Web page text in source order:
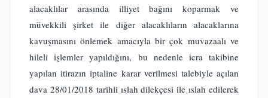
alacaklılar arasında illiyet bağını koparmak ve
müvekkili şirket ile diğer alacaklıların alacaklarına
kavuşmasını önlemek amacıyla bir çok muvazaalı ve
hileli işlemler yapıldığını, bu nedenle icra takibine
yapılan itirazın iptaline karar verilmesi talebiyle açılan
dava 28/01/2018 tarihli ıslah dilekçesi ile ıslah edilerek